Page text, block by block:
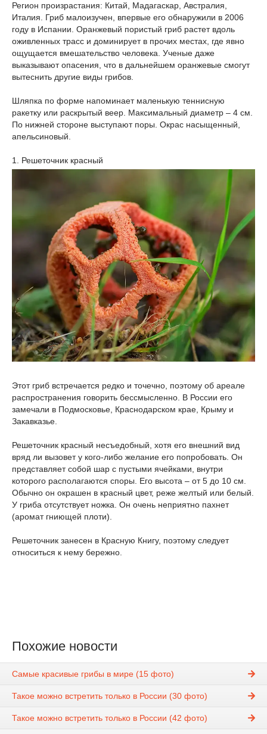
Регион произрастания: Китай, Мадагаскар, Австралия,
Италия. Гриб малоизучен, впервые его обнаружили в 2006
году в Испании. Оранжевый пористый гриб растет вдоль
оживленных трасс и доминирует в прочих местах, где явно
ощущается вмешательство человека. Ученые даже
выказывают опасения, что в дальнейшем оранжевые смогут
вытеснить другие виды грибов.
Шляпка по форме напоминает маленькую теннисную
ракетку или раскрытый веер. Максимальный диаметр – 4 см.
По нижней стороне выступают поры. Окрас насыщенный,
апельсиновый.
1. Решеточник красный
Этот гриб встречается редко и точечно, поэтому об ареале
распространения говорить бессмысленно. В России его
замечали в Подмосковье, Краснодарском крае, Крыму и
Закавказье.
Решеточник красный несъедобный, хотя его внешний вид
вряд ли вызовет у кого-либо желание его попробовать. Он
представляет собой шар с пустыми ячейками, внутри
которого располагаются споры. Его высота – от 5 до 10 см.
Обычно он окрашен в красный цвет, реже желтый или белый.
У гриба отсутствует ножка. Он очень неприятно пахнет
(аромат гниющей плоти).
Решеточник занесен в Красную Книгу, поэтому следует
относиться к нему бережно.
Похожие новости
Самые красивые грибы в мире (15 фото)
Такое можно встретить только в России (30 фото)
Такое можно встретить только в России (42 фото)